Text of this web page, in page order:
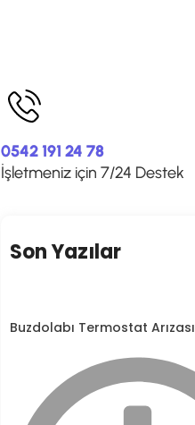
0542 191 24 78
İşletmeniz için 7/24 Destek
Son Yazılar
Buzdolabı Termostat Arızası